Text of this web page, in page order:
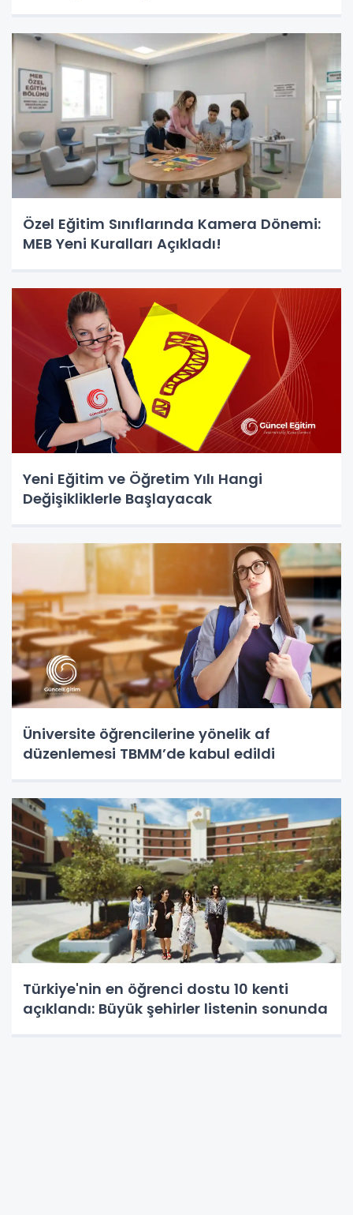
Özel Eğitim Sınıflarında Kamera Dönemi:
MEB Yeni Kuralları Açıkladı!
Yeni Eğitim ve Öğretim Yılı Hangi
Değişikliklerle Başlayacak
Üniversite öğrencilerine yönelik af
düzenlemesi TBMM’de kabul edildi
Türkiye'nin en öğrenci dostu 10 kenti
açıklandı: Büyük şehirler listenin sonunda